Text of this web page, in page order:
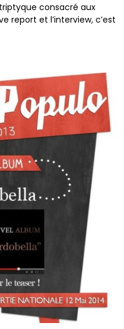
consacré aux
report et l’interview, c’est